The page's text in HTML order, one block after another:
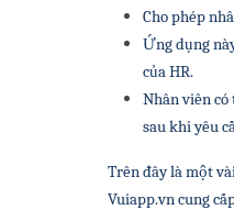
Cho phép
Ứng dụng
của HR.
Nhân viên có
sau khi yêu
Trên đây là một
Vuiapp.vn cung